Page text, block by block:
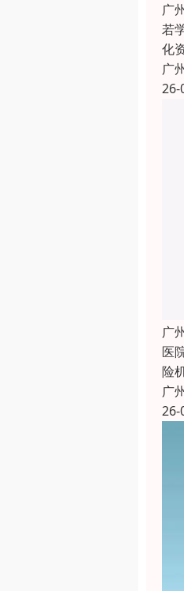
广
若
化
广
26-
广
医
险
广
26-